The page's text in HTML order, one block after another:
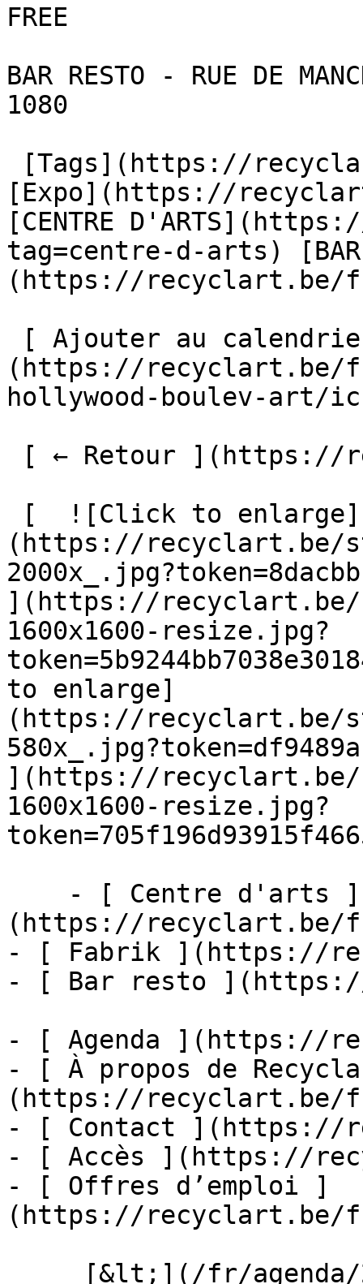
FREE
BAR RESTO - RUE DE
1080
[Expo](https://
[CENTRE
tag=centre-d-arts) [BAR
(https://recyclart.be/
(https://recyclart.be/
hollywood-boulev-art/
(https://recyclart.be/
](https://recyclart.be/
1600x1600-resize.jpg?
to enlarge]
(https://recyclart.be/
](https://recyclart.be/
1600x1600-resize.jpg?
(https://recyclart.be/
- [ Fabrik ](https://
- [ Bar resto
- [ Agenda ](https://
- [ À propos de
(https://recyclart.be/
- [ Contact ](https://
- [ Accès ](https://
- [ Offres d’emploi ]
(https://recyclart.be/